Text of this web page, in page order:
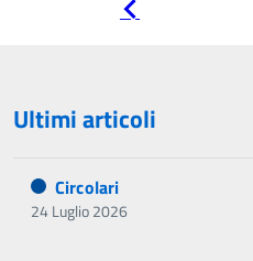
Ultimi articoli
Circolari
24 Luglio 2026